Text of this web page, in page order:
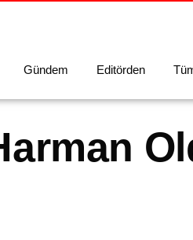
Gündem Editörden